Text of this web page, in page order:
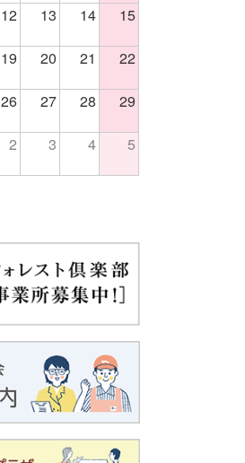
12 13 14 15
19 20 21 22
26 27 28 29
2 3 4 5